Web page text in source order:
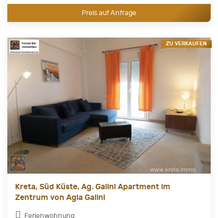
Preis auf Anfrage
Kreta, Süd Küste, Ag. Galini Apartment im
Zentrum von Agia Galini
Ferienwohnung
ZU VERKAUFEN